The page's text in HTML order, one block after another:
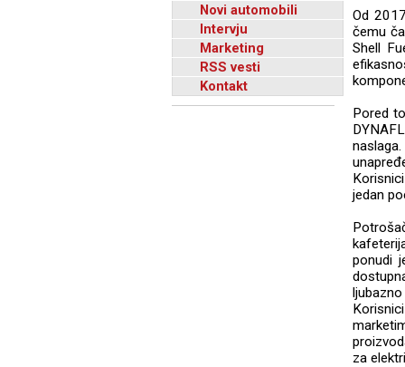
Novi automobili
Intervju
Marketing
RSS vesti
Kontakt
Od
čemu
Shell
Pored
jedan
ponudi
za